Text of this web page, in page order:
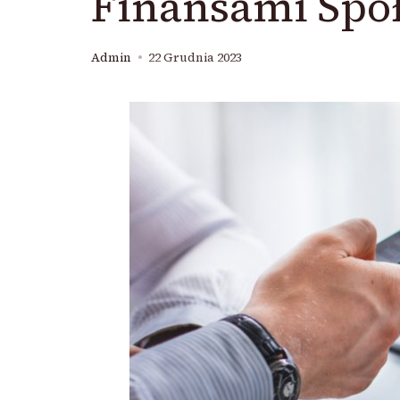
Admin 22 Grudnia 2023